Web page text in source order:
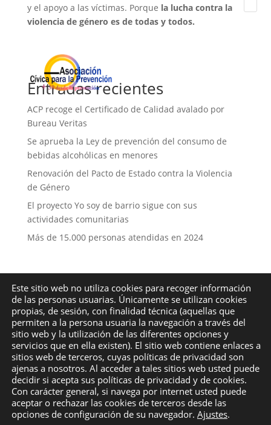
y el apoyo a las víctimas. Porque la lucha contra la
violencia de género es de todas y todos.
Entradas recientes
ACP recoge el Certificado de Calidad avalado por
Bureau Veritas
Se aprueba la Ley de prevención del consumo de
bebidas alcohólicas en menores
Renovación del Pacto de Estado contra la Violencia
de Género
El proyecto Yo soy de barrio sigue con sus
actividades comunitarias
Más de 15.000 personas atendidas en 2024
© 2022-2025ACP Málaga– Asociación Cívica para la
Prevención –COLABORA
Política de Privacidad |Política de Cookies
Desarrollado porSoyDigital Network, S.L.U.
Este sitio web no utiliza cookies para recoger información
de las personas usuarias. Únicamente se utilizan cookies
propias, de sesión, con finalidad técnica (aquellas que
permiten a la persona usuaria la navegación a través del
sitio web y la utilización de las diferentes opciones y
servicios que en ella existen). El sitio web contiene enlaces a
sitios web de terceros, cuyas políticas de privacidad son
ajenas a nosotros. Al acceder a tales sitios web usted puede
decidir si acepta sus políticas de privacidad y de cookies.
Con carácter general, si navega por internet usted puede
aceptar o rechazar las cookies de terceros desde las
opciones de configuración de su navegador. Ajustes.